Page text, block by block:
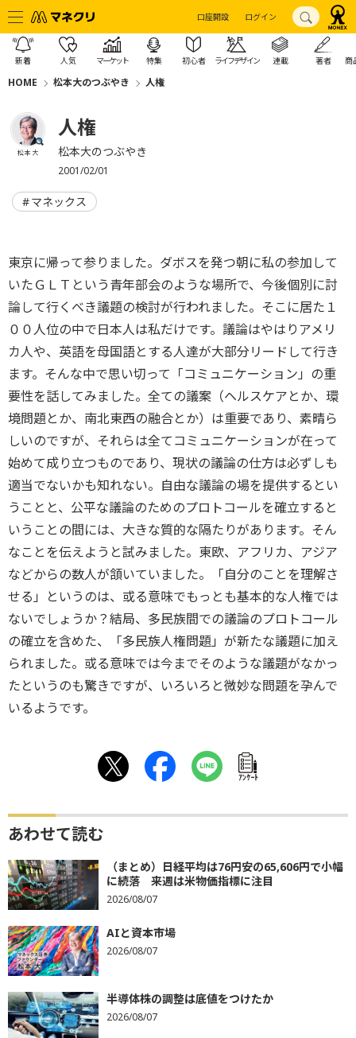
口座開設 ログイン
新着 人気 マーケット 特集 初心者 ライフデザイン 連載 著者 商
HOME 松本大のつぶやき 人権
松本 大
人権
松本大のつぶやき
2001/02/01
マネックス
東京に帰って参りました。ダボスを発つ朝に私の参加して
いたＧＬＴという青年部会のような場所で、今後個別に討
論して行くべき議題の検討が行われました。そこに居た１
００人位の中で日本人は私だけです。議論はやはりアメリ
カ人や、英語を母国語とする人達が大部分リードして行き
ます。そんな中で思い切って「コミュニケーション」の重
要性を話してみました。全ての議案（ヘルスケアとか、環
境問題とか、南北東西の融合とか）は重要であり、素晴ら
しいのですが、それらは全てコミュニケーションが在って
始めて成り立つものであり、現状の議論の仕方は必ずしも
適当でないかも知れない。自由な議論の場を提供するとい
うことと、公平な議論のためのプロトコールを確立すると
いうことの間には、大きな質的な隔たりがあります。そん
なことを伝えようと試みました。東欧、アフリカ、アジア
などからの数人が頷いていました。「自分のことを理解さ
せる」というのは、或る意味でもっとも基本的な人権では
ないでしょうか？結局、多民族間での議論のプロトコール
の確立を含めた、「多民族人権問題」が新たな議題に加え
られました。或る意味では今までそのような議題がなかっ
たというのも驚きですが、いろいろと微妙な問題を孕んで
いるようです。
ｱﾝｹｰﾄ
あわせて読む
（まとめ）日経平均は76円安の65,606円で小幅
に続落 来週は米物価指標に注目
2026/08/07
AIと資本市場
2026/08/07
半導体株の調整は底値をつけたか
2026/08/07